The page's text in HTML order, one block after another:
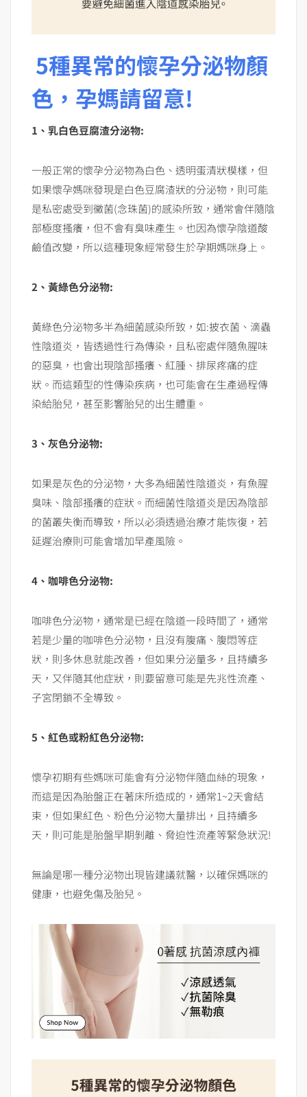
5種異常的懷孕分泌物顏
色，孕媽請留意!
1、乳白色豆腐渣分泌物:
一般正常的懷孕分泌物為白色、透明蛋清狀模樣，但
如果懷孕媽咪發現是白色豆腐渣狀的分泌物，則可能
是私密處受到黴菌(念珠菌)的感染所致，通常會伴隨陰
部極度搔癢，但不會有臭味產生。也因為懷孕陰道酸
鹼值改變，所以這種現象經常發生於孕期媽咪身上。
2、黃綠色分泌物:
黃綠色分泌物多半為細菌感染所致，如:披衣菌、滴蟲
性陰道炎，皆透過性行為傳染，且私密處伴隨魚腥味
的惡臭，也會出現陰部搔癢、紅腫、排尿疼痛的症
狀。而這類型的性傳染疾病，也可能會在生產過程傳
染給胎兒，甚至影響胎兒的出生體重。
3、灰色分泌物:
如果是灰色的分泌物，大多為細菌性陰道炎，有魚腥
臭味、陰部搔癢的症狀。而細菌性陰道炎是因為陰部
的菌叢失衡而導致，所以必須透過治療才能恢復，若
延遲治療則可能會增加早產風險。
4、咖啡色分泌物:
咖啡色分泌物，通常是已經在陰道一段時間了，通常
若是少量的咖啡色分泌物，且沒有腹痛、腹悶等症
狀，則多休息就能改善，但如果分泌量多，且持續多
天，又伴隨其他症狀，則要留意可能是先兆性流產、
子宮閉鎖不全導致。
5、紅色或粉紅色分泌物:
懷孕初期有些媽咪可能會有分泌物伴隨血絲的現象，
而這是因為胎盤正在著床所造成的，通常1~2天會結
束，但如果紅色、粉色分泌物大量排出，且持續多
天，則可能是胎盤早期剝離、脅迫性流產等緊急狀況!
無論是哪一種分泌物出現皆建議就醫，以確保媽咪的
健康，也避免傷及胎兒。